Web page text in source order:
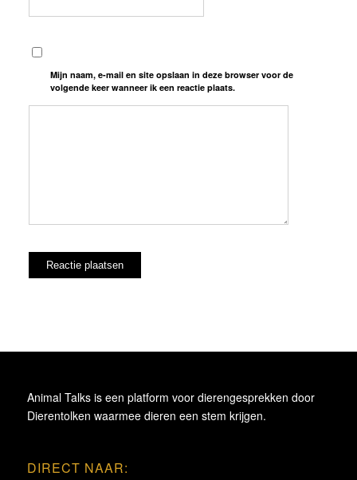
Mijn naam, e-mail en site opslaan in deze browser voor de
volgende keer wanneer ik een reactie plaats.
Animal Talks is een platform voor dierengesprekken door
Dierentolken waarmee dieren een stem krijgen.
DIRECT NAAR: